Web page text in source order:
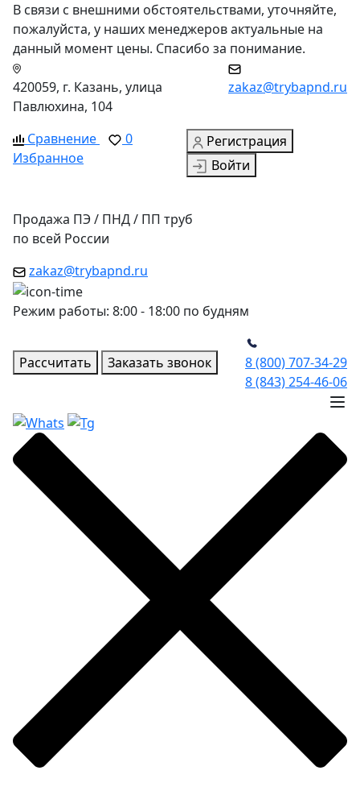
В связи с внешними обстоятельствами, уточняйте,
пожалуйста, у наших менеджеров актуальные на
данный момент цены. Спасибо за понимание.
420059, г. Казань, улица
Павлюхина, 104
zakaz@trybapnd.ru
Сравнение
0
Избранное
Регистрация
Войти
Продажа ПЭ / ПНД / ПП труб
по всей России
zakaz@trybapnd.ru
Режим работы: 8:00 - 18:00 по будням
Рассчитать Заказать звонок
8 (800) 707-34-29
8 (843) 254-46-06